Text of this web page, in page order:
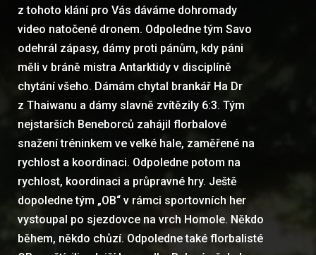
z tohoto klání pro Vás dáváme dohromady
video natočené dronem. Odpoledne tým Savo
odehrál zápasy, dámy proti pánům, kdy páni
měli v bráně mistra Antarktidy v disciplíně
chytání všeho. Dámám chytal brankář Ha Dr
z Thaiwanu a dámy slavně zvítězily 6:3. Tým
nejstarších Beneborců zahájil florbalové
snažení tréninkem ve velké hale, zaměřené na
rychlost a koordinaci. Odpoledne potom na
rychlost, koordinaci a průpravné hry. Ještě
dopoledne tým „OB“ v rámci sportovních her
vystoupal po sjezdovce na vrch Homole. Někdo
během, někdo chůzí. Odpoledne také florbalisté